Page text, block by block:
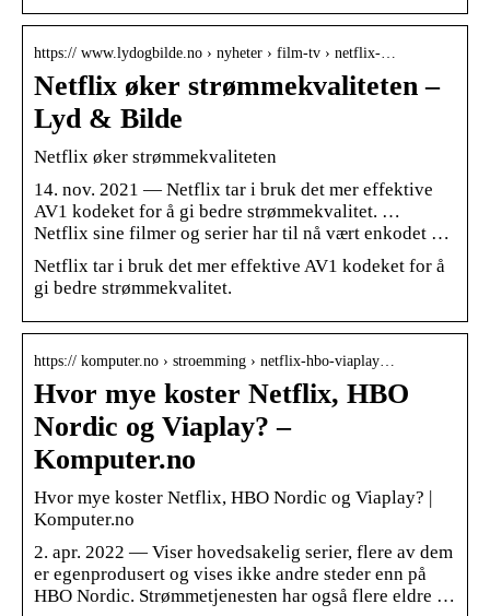
https:// www.lydogbilde.no › nyheter › film-tv › netflix-…
Netflix øker strømmekvaliteten –
Lyd & Bilde
Netflix øker strømmekvaliteten
14. nov. 2021 — Netflix tar i bruk det mer effektive
AV1 kodeket for å gi bedre strømmekvalitet. …
Netflix sine filmer og serier har til nå vært enkodet …
Netflix tar i bruk det mer effektive AV1 kodeket for å
gi bedre strømmekvalitet.
https:// komputer.no › stroemming › netflix-hbo-viaplay…
Hvor mye koster Netflix, HBO
Nordic og Viaplay? –
Komputer.no
Hvor mye koster Netflix, HBO Nordic og Viaplay? |
Komputer.no
2. apr. 2022 — Viser hovedsakelig serier, flere av dem
er egenprodusert og vises ikke andre steder enn på
HBO Nordic. Strømmetjenesten har også flere eldre …